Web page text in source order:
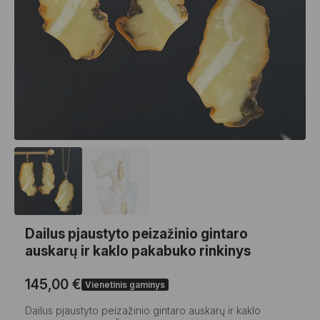
Dailus pjaustyto peizažinio gintaro
auskarų ir kaklo pakabuko rinkinys
145,00 € Vienetinis gaminys
Dailus pjaustyto peizažinio gintaro auskarų ir kaklo